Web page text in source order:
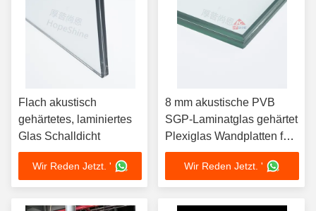
Flach akustisch
gehärtetes, laminiertes
Glas Schalldicht
Wir Reden Jetzt. '
8 mm akustische PVB
SGP-Laminatglas gehärtet
Plexiglas Wandplatten für
Fenster Gebäude
Wir Reden Jetzt. '